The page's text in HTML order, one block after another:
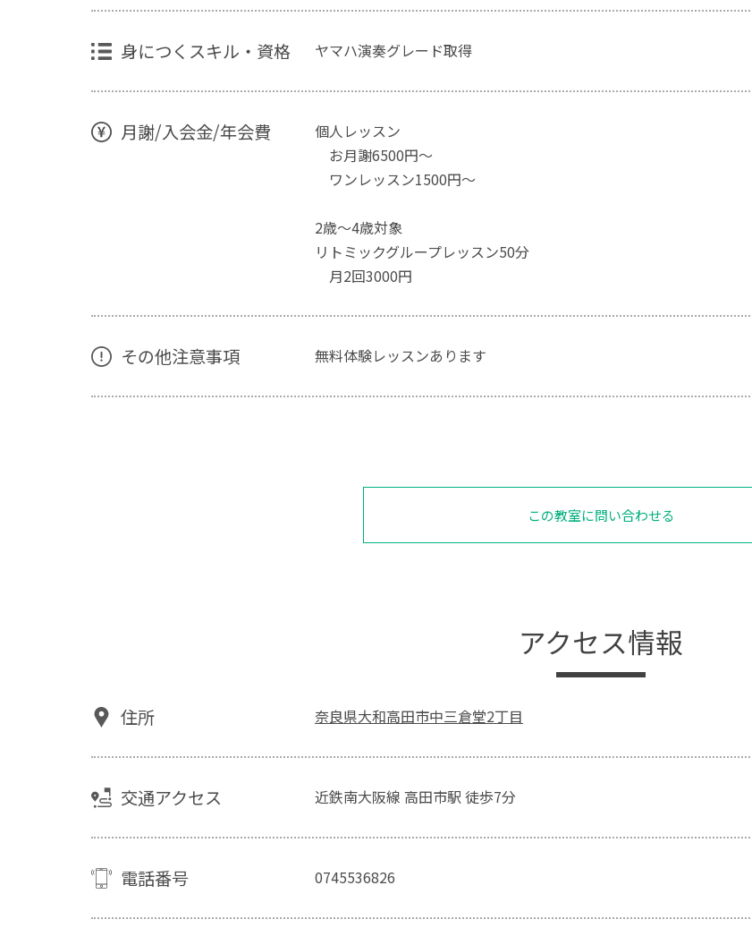
身につくスキル・資格 ヤマハ演奏グレード取得
月謝/入会金/年会費
個人レッスン
お月謝6500円～
ワンレッスン1500円～
2歳～4歳対象
リトミックグループレッスン50分
月2回3000円
その他注意事項 無料体験レッスンあります
この教室に問い合わせる
アクセス情報
住所 奈良県大和高田市中三倉堂2丁目
交通アクセス 近鉄南大阪線 高田市駅 徒歩7分
電話番号 0745536826